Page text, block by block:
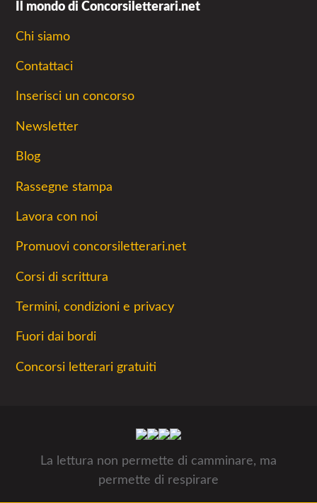
Il mondo di Concorsiletterari.net
Chi siamo
Contattaci
Inserisci un concorso
Newsletter
Blog
Rassegne stampa
Lavora con noi
Promuovi concorsiletterari.net
Corsi di scrittura
Termini, condizioni e privacy
Fuori dai bordi
Concorsi letterari gratuiti
La lettura non permette di camminare, ma
permette di respirare